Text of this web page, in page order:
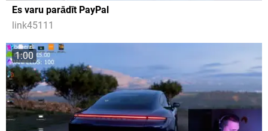
Es varu parādīt PayPal
link45111
1:00